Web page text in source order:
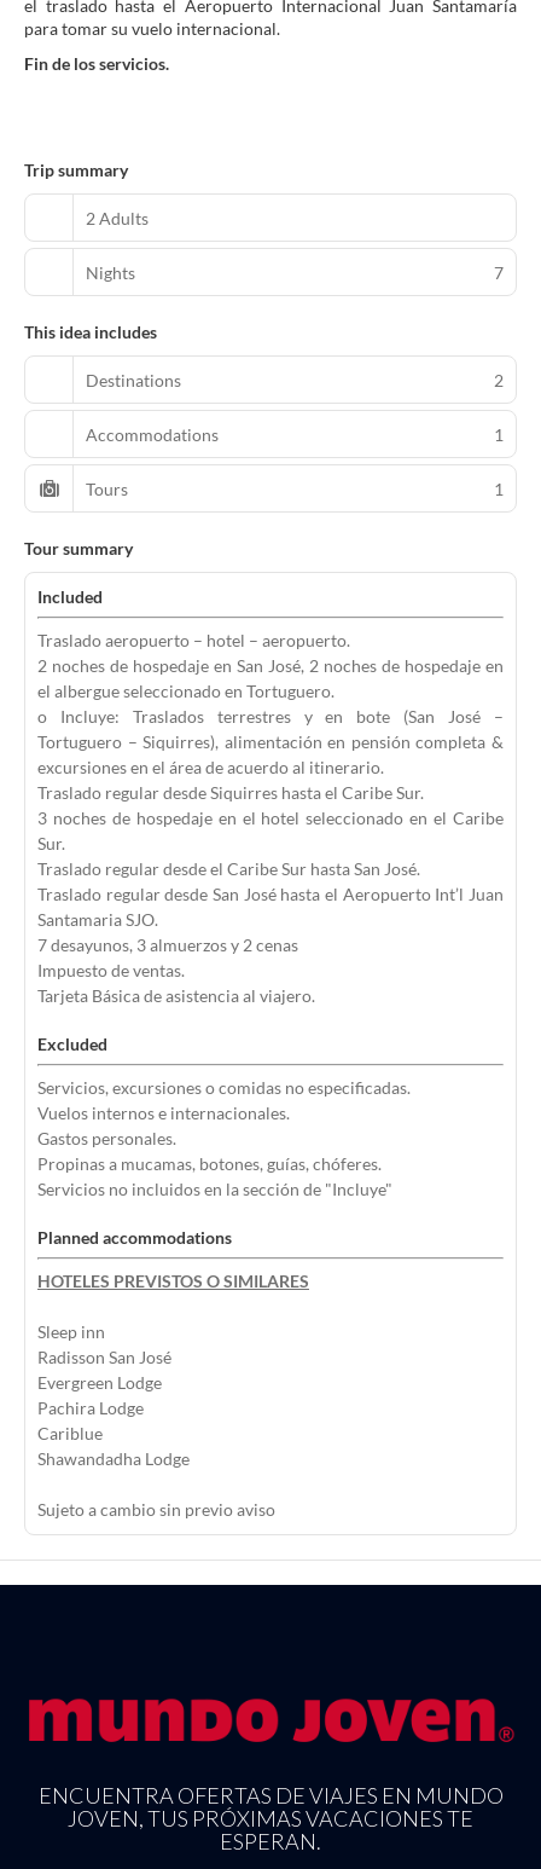
el traslado hasta el Aeropuerto Internacional Juan Santamaría
para tomar su vuelo internacional.
Fin de los servicios.
Trip summary
2 Adults
Nights 7
This idea includes
Destinations 2
Accommodations 1
Tours 1
Tour summary
Included
Traslado aeropuerto – hotel – aeropuerto.
2 noches de hospedaje en San José, 2 noches de hospedaje en
el albergue seleccionado en Tortuguero.
o Incluye: Traslados terrestres y en bote (San José –
Tortuguero – Siquirres), alimentación en pensión completa &
excursiones en el área de acuerdo al itinerario.
Traslado regular desde Siquirres hasta el Caribe Sur.
3 noches de hospedaje en el hotel seleccionado en el Caribe
Sur.
Traslado regular desde el Caribe Sur hasta San José.
Traslado regular desde San José hasta el Aeropuerto Int’l Juan
Santamaria SJO.
7 desayunos, 3 almuerzos y 2 cenas
Impuesto de ventas.
Tarjeta Básica de asistencia al viajero.
Excluded
Servicios, excursiones o comidas no especificadas.
Vuelos internos e internacionales.
Gastos personales.
Propinas a mucamas, botones, guías, chóferes.
Servicios no incluidos en la sección de "Incluye"
Planned accommodations
HOTELES PREVISTOS O SIMILARES
Sleep inn
Radisson San José
Evergreen Lodge
Pachira Lodge
Cariblue
Shawandadha Lodge
Sujeto a cambio sin previo aviso
ENCUENTRA OFERTAS DE VIAJES EN MUNDO
JOVEN, TUS PRÓXIMAS VACACIONES TE
ESPERAN.